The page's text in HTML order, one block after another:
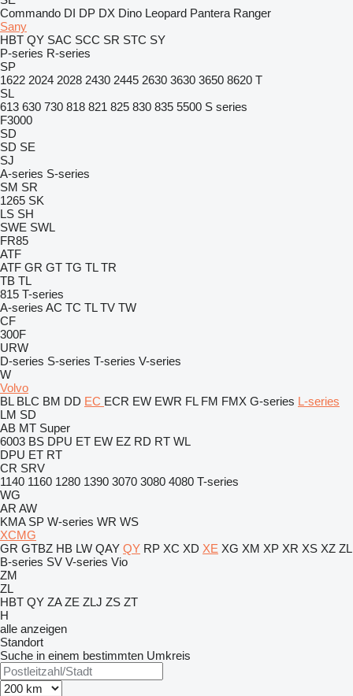
Commando DI DP DX Dino Leopard Pantera Ranger
Sany
HBT QY SAC SCC SR STC SY
P-series R-series
SP
1622 2024 2028 2430 2445 2630 3630 3650 8620 T
SL
613 630 730 818 821 825 830 835 5500 S series
F3000
SD
SD SE
SJ
A-series S-series
SM SR
1265 SK
LS SH
SWE SWL
FR85
ATF
ATF GR GT TG TL TR
TB TL
815 T-series
A-series AC TC TL TV TW
CF
300F
URW
D-series S-series T-series V-series
W
Volvo
BL BLC BM DD EC ECR EW EWR FL FM FMX G-series L-series
LM SD
AB MT Super
6003 BS DPU ET EW EZ RD RT WL
DPU ET RT
CR SRV
1140 1160 1280 1390 3070 3080 4080 T-series
WG
AR AW
KMA SP W-series WR WS
XCMG
GR GTBZ HB LW QAY QY RP XC XD XE XG XM XP XR XS XZ ZL
B-series SV V-series Vio
ZM
ZL
HBT QY ZA ZE ZLJ ZS ZT
H
alle anzeigen
Standort
Suche in einem bestimmten Umkreis